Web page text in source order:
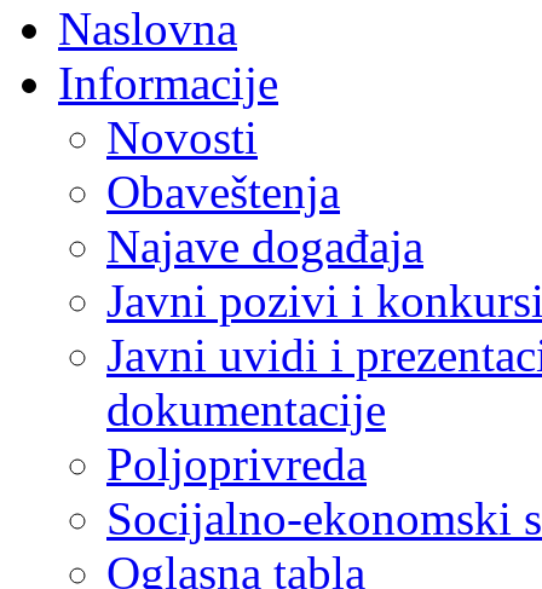
Naslovna
Informacije
Novosti
Obaveštenja
Najave događaja
Javni pozivi i
Javni uvidi i
dokumentacije
Poljoprivreda
Socijalno-ekonomski
Oglasna tabla